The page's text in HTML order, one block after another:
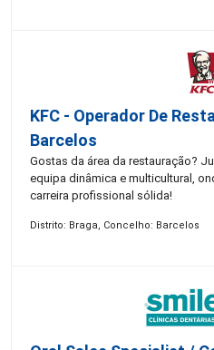
KFC - Operador De
Barcelos
Gostas da área da restauração?
equipa dinâmica e multicultural,
carreira profissional sólida!
Distrito: Braga, Concelho: Barcelos